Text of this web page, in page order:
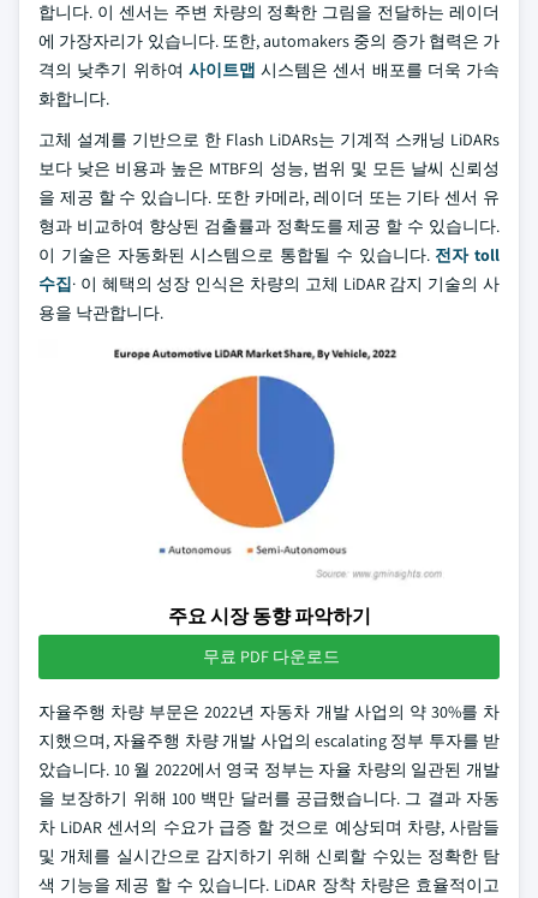
합니다. 이 센서는 주변 차량의 정확한 그림을 전달하는 레이더
에 가장자리가 있습니다. 또한, automakers 중의 증가 협력은 가
격의 낮추기 위하여 사이트맵 시스템은 센서 배포를 더욱 가속
화합니다.
고체 설계를 기반으로 한 Flash LiDARs는 기계적 스캐닝 LiDARs
보다 낮은 비용과 높은 MTBF의 성능, 범위 및 모든 날씨 신뢰성
을 제공 할 수 있습니다. 또한 카메라, 레이더 또는 기타 센서 유
형과 비교하여 향상된 검출률과 정확도를 제공 할 수 있습니다.
이 기술은 자동화된 시스템으로 통합될 수 있습니다. 전자 toll
수집· 이 혜택의 성장 인식은 차량의 고체 LiDAR 감지 기술의 사
용을 낙관합니다.
주요 시장 동향 파악하기
무료 PDF 다운로드
자율주행 차량 부문은 2022년 자동차 개발 사업의 약 30%를 차
지했으며, 자율주행 차량 개발 사업의 escalating 정부 투자를 받
았습니다. 10 월 2022에서 영국 정부는 자율 차량의 일관된 개발
을 보장하기 위해 100 백만 달러를 공급했습니다. 그 결과 자동
차 LiDAR 센서의 수요가 급증 할 것으로 예상되며 차량, 사람들
및 개체를 실시간으로 감지하기 위해 신뢰할 수있는 정확한 탐
색 기능을 제공 할 수 있습니다. LiDAR 장착 차량은 효율적이고